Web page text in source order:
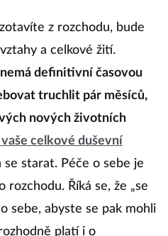
z rozchodu, bude
a celkové žití.
definitivní časovou
truchlit pár měsíců,
nových životních
celkové duševní
starat. Péče o sebe je
rozchodu. Říká se, že „se
sebe, abyste se pak mohli
platí i o